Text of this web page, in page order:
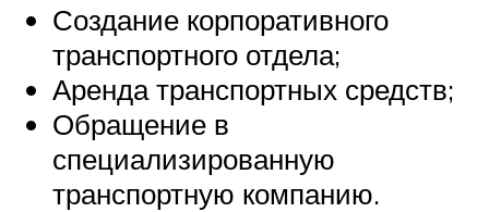
Создание корпоративного
транспортного отдела;
Аренда транспортных средств;
Обращение в
специализированную
транспортную компанию.